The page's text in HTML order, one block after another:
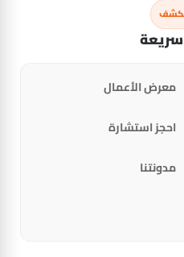
سريعة
معرض الأعمال
احجز استشارة
مدونتنا